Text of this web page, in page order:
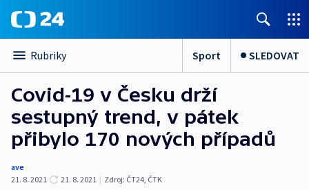
Rubriky Sport SLEDOVAT
Covid-19 v Česku drží
sestupný trend, v pátek
přibylo 170 nových případů
ave
21. 8. 2021
21. 8. 2021 | Zdroj: ČT24, ČTK